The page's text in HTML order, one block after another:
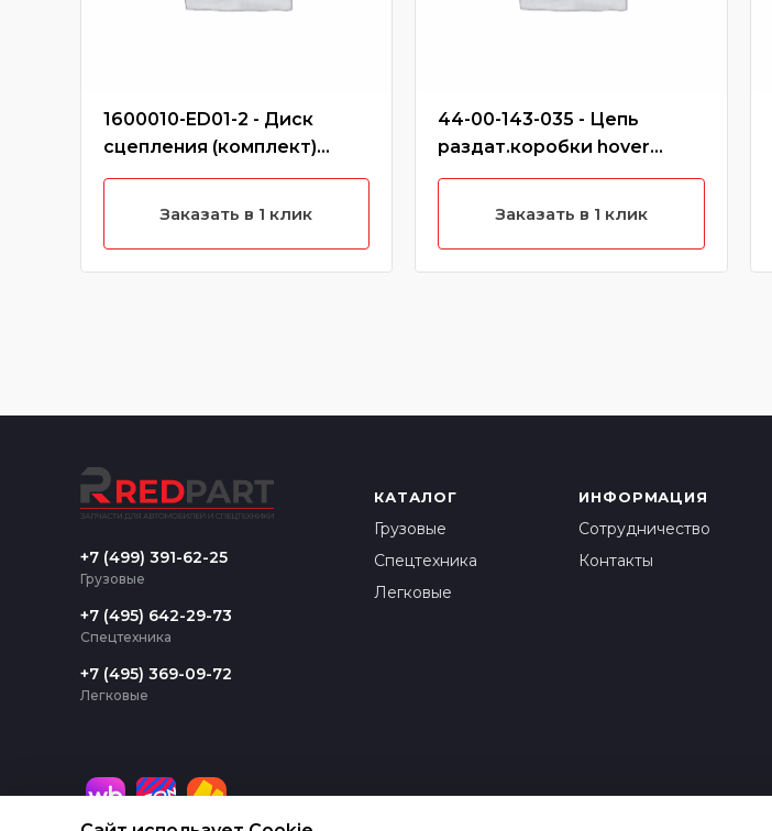
1600010-ED01-2 - Диск
сцепления (комплект)
ведомый,нажимной hover
Заказать в 1 клик
44-00-143-035 - Цепь
раздат.коробки hover
(дизель), safe
Заказать в 1 клик
+7 (499) 391-62-25
Грузовые
+7 (495) 642-29-73
Спецтехника
+7 (495) 369-09-72
Легковые
КАТАЛОГ
Грузовые
Спецтехника
Легковые
ИНФОРМАЦИЯ
Сотрудничество
Контакты